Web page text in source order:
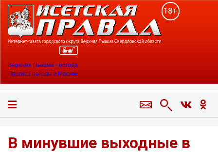
18+
Верхняя Пышма - погода
Прогноз погоды в Москве
В минувшие выходные в